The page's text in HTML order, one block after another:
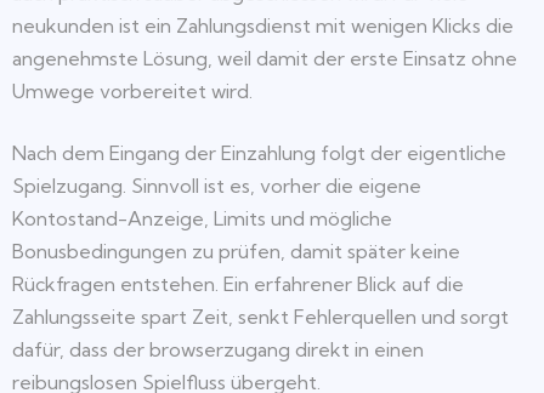
neukunden ist ein Zahlungsdienst mit wenigen Klicks die
angenehmste Lösung, weil damit der erste Einsatz ohne
Umwege vorbereitet wird.
Nach dem Eingang der Einzahlung folgt der eigentliche
Spielzugang. Sinnvoll ist es, vorher die eigene
Kontostand-Anzeige, Limits und mögliche
Bonusbedingungen zu prüfen, damit später keine
Rückfragen entstehen. Ein erfahrener Blick auf die
Zahlungsseite spart Zeit, senkt Fehlerquellen und sorgt
dafür, dass der browserzugang direkt in einen
reibungslosen Spielfluss übergeht.